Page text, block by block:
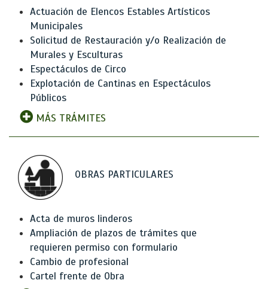
Actuación de Elencos Estables Artísticos
Municipales
Solicitud de Restauración y/o Realización de
Murales y Esculturas
Espectáculos de Circo
Explotación de Cantinas en Espectáculos
Públicos
MÁS TRÁMITES
OBRAS PARTICULARES
Acta de muros linderos
Ampliación de plazos de trámites que
requieren permiso con formulario
Cambio de profesional
Cartel frente de Obra